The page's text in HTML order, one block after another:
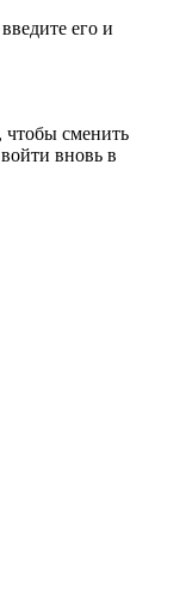
его и
сменить
вновь в